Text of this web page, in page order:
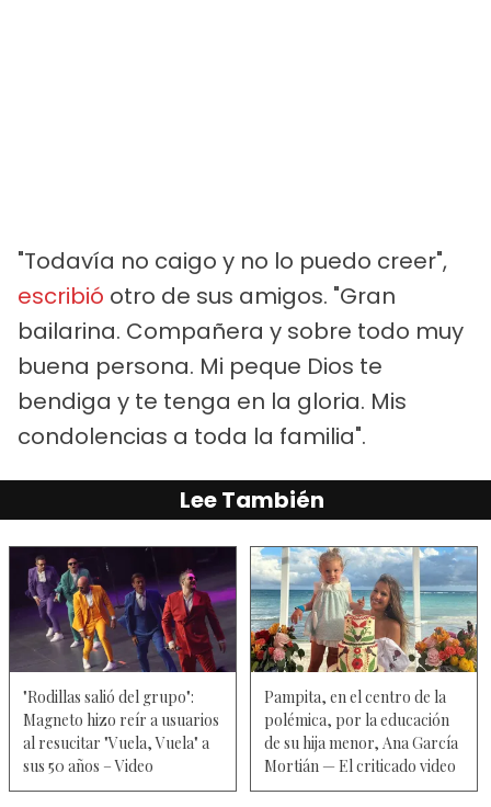
"Todavía no caigo y no lo puedo creer",
escribió otro de sus amigos. "Gran
bailarina. Compañera y sobre todo muy
buena persona. Mi peque Dios te
bendiga y te tenga en la gloria. Mis
condolencias a toda la familia".
Lee También
"Rodillas salió del grupo":
Magneto hizo reír a usuarios
al resucitar "Vuela, Vuela" a
sus 50 años – Video
Pampita, en el centro de la
polémica, por la educación
de su hija menor, Ana García
Mortián — El criticado video